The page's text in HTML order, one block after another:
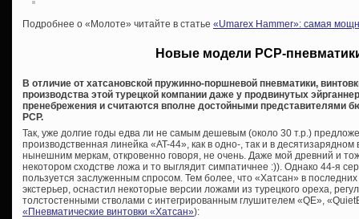
Подробнее о «Молоте» читайте в статье «Umarex Hammer»: самая
Новые модели PCP-
В отличие от хатсановской пружинно-поршневой пневматики,
производства этой турецкой компании даже у продвинутых
пренебрежения и считаются вполне достойными представителями
PCP.
Так, уже долгие годы едва ли не самым дешевым (около 30 т.р.)
производственная линейка «AT-44», как в одно-, так и в
нынешним меркам, откровенно говоря, не очень. Даже мой древний и
некотором сходстве ложа и то выглядит симпатичнее :)). Однако 44-я
пользуется заслуженным спросом. Тем более, что «Хатсан» в
экстерьер, оснастил некоторые версии ложами из турецкого ореха,
толстостенными стволами с интегрированным глушителем «QE»,
«Пневматические винтовки «Хатсан»):